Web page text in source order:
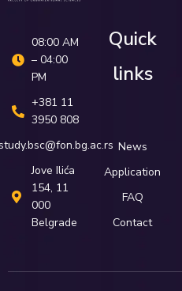
08:00 AM
– 04:00
PM
+381 11
3950 808
Јove Ilića
154, 11
000
Belgrade
Quick
links
News
Application
FAQ
Contact